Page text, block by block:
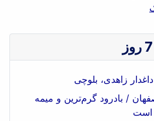
زاهدی، بلوچی
/ بادرود گرم‌ترین و میمه
است